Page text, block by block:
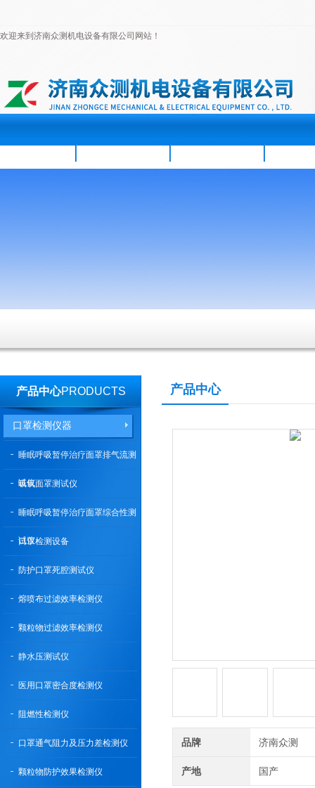
欢迎来到济南众测机电设备有限公司网站！
产品中心PRODUCTS
口罩检测仪器
睡眠呼吸暂停治疗面罩排气流测
试仪
吸氧面罩测试仪
睡眠呼吸暂停治疗面罩综合性测
试仪
口罩检测设备
防护口罩死腔测试仪
熔喷布过滤效率检测仪
颗粒物过滤效率检测仪
静水压测试仪
医用口罩密合度检测仪
阻燃性检测仪
口罩通气阻力及压力差检测仪
颗粒物防护效果检测仪
产品中心
品牌 济南众测
产地 国产